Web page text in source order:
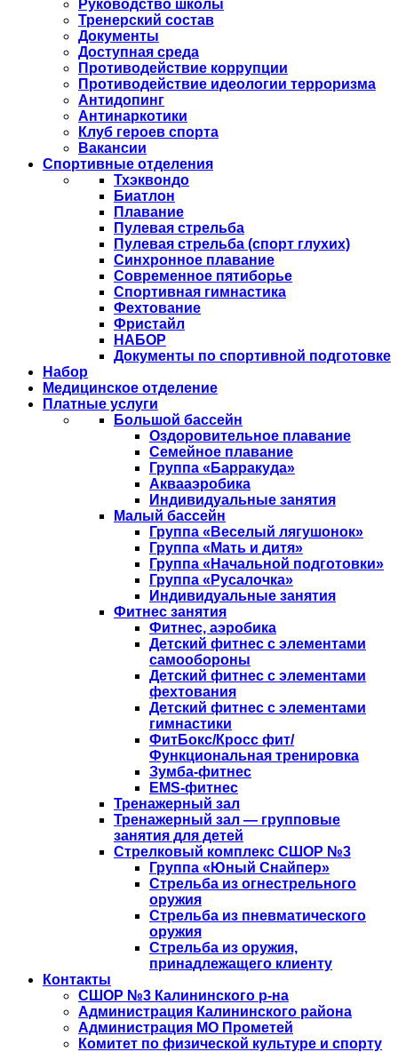
Руководство школы
Тренерский состав
Документы
Доступная среда
Противодействие коррупции
Противодействие идеологии терроризма
Антидопинг
Антинаркотики
Клуб героев спорта
Вакансии
Спортивные отделения
Тхэквондо
Биатлон
Плавание
Пулевая стрельба
Пулевая стрельба (спорт глухих)
Синхронное плавание
Современное пятиборье
Спортивная гимнастика
Фехтование
Фристайл
НАБОР
Документы по спортивной подготовке
Набор
Медицинское отделение
Платные услуги
Большой бассейн
Оздоровительное плавание
Семейное плавание
Группа «Барракуда»
Аквааэробика
Индивидуальные занятия
Малый бассейн
Группа «Веселый лягушонок»
Группа «Мать и дитя»
Группа «Начальной подготовки»
Группа «Русалочка»
Индивидуальные занятия
Фитнес занятия
Фитнес, аэробика
Детский фитнес с элементами
самообороны
Детский фитнес с элементами
фехтования
Детский фитнес с элементами
гимнастики
ФитБокс/Кросс фит/
Функциональная тренировка
Зумба-фитнес
EMS-фитнес
Тренажерный зал
Тренажерный зал — групповые
занятия для детей
Стрелковый комплекс СШОР №3
Группа «Юный Снайпер»
Стрельба из огнестрельного
оружия
Стрельба из пневматического
оружия
Стрельба из оружия,
принадлежащего клиенту
Контакты
СШОР №3 Калининского р-на
Администрация Калининского района
Администрация МО Прометей
Комитет по физической культуре и спорту